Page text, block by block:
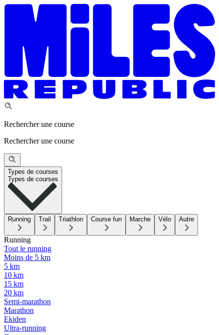
Rechercher une course
Rechercher une course
Types de courses
Types de courses
Running Trail Triathlon Course fun Marche Vélo Autre
Running
Tout le running
Moins de 5 km
5 km
10 km
15 km
20 km
Semi-marathon
Marathon
Ekiden
Ultra-running